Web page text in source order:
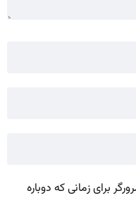
برای زمانی که دوباره